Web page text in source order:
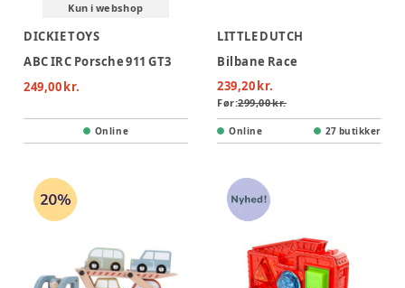
Kun i webshop
DICKIE TOYS
ABC IRC Porsche 911 GT3
249,00 kr.
Online
LITTLE DUTCH
Bilbane Race
239,20 kr.
Før:299,00 kr.
Online 27 butikker